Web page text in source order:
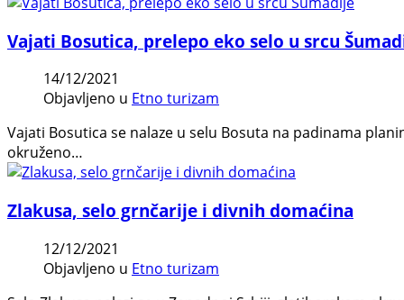
Vajati Bosutica, prelepo eko selo u srcu
14/12/2021
Objavljeno u Etno turizam
Vajati Bosutica se nalaze u selu Bosuta na padinama
okruženo…
Zlakusa, selo grnčarije i divnih domaćina
12/12/2021
Objavljeno u Etno turizam